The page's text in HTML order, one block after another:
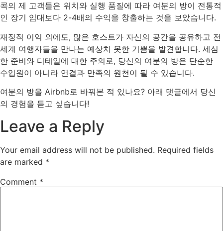
콕의 제 고객들은 위치와 실행 품질에 따라 여분의 방이 전통적
인 장기 임대보다 2-4배의 수익을 창출하는 것을 보았습니다.
재정적 이익 외에도, 많은 호스트가 자신의 공간을 공유하고 전
세계 여행자들을 만나는 예상치 못한 기쁨을 발견합니다. 세심
한 준비와 디테일에 대한 주의로, 당신의 여분의 방은 단순한
수입원이 아니라 연결과 만족의 원천이 될 수 있습니다.
여분의 방을 Airbnb로 바꿔본 적 있나요? 아래 댓글에서 당신
의 경험을 듣고 싶습니다!
Leave a Reply
Your email address will not be published. Required fields
are marked *
Comment *